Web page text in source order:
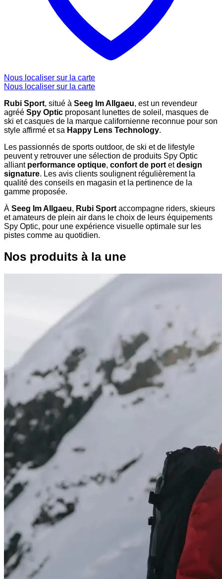
Nous localiser sur la carte
Nous localiser sur la carte
Rubi Sport, situé à Seeg Im Allgaeu, est un revendeur
agréé Spy Optic proposant lunettes de soleil, masques de
ski et casques de la marque californienne reconnue pour son
style affirmé et sa Happy Lens Technology.
Les passionnés de sports outdoor, de ski et de lifestyle
peuvent y retrouver une sélection de produits Spy Optic
alliant performance optique, confort de portetdesign
signature. Les avis clients soulignent régulièrement la
qualité des conseils en magasin et la pertinence de la
gamme proposée.
À Seeg Im Allgaeu, Rubi Sportaccompagne riders, skieurs
et amateurs de plein air dans le choix de leurs équipements
Spy Optic, pour une expérience visuelle optimale sur les
pistes comme au quotidien.
Nos produits à la une